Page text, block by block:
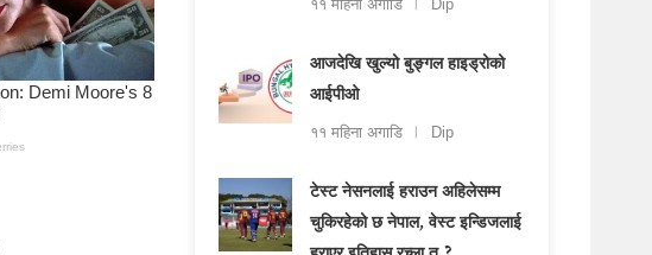
११ महिना अगाडि Dip
आजदेखि खुल्यो बुङ्गल हाइड्रोको
आईपीओ
११ महिना अगाडि Dip
टेस्ट नेसनलाई हराउन अहिलेसम्म
चुकिरहेको छ नेपाल, वेस्ट इन्डिजलाई